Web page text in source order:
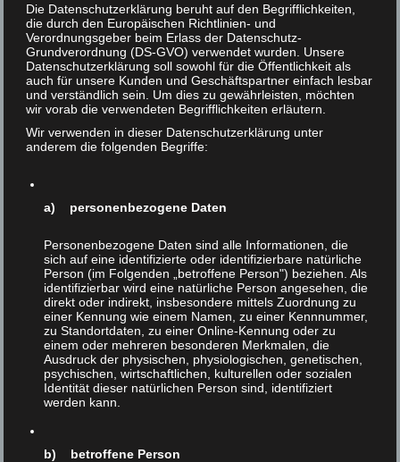
21
NOV 2016
7dezember
0
Die Datenschutzerklärung beruht auf den Begrifflichkeiten,
die durch den Europäischen Richtlinien- und
Verordnungsgeber beim Erlass der Datenschutz-
Grundverordnung (DS-GVO) verwendet wurden. Unsere
Datenschutzerklärung soll sowohl für die Öffentlichkeit als
auch für unsere Kunden und Geschäftspartner einfach lesbar
und verständlich sein. Um dies zu gewährleisten, möchten
wir vorab die verwendeten Begrifflichkeiten erläutern.
Wir verwenden in dieser Datenschutzerklärung unter
anderem die folgenden Begriffe:
a) personenbezogene Daten
Personenbezogene Daten sind alle Informationen, die
sich auf eine identifizierte oder identifizierbare natürliche
Person (im Folgenden „betroffene Person") beziehen. Als
identifizierbar wird eine natürliche Person angesehen, die
direkt oder indirekt, insbesondere mittels Zuordnung zu
einer Kennung wie einem Namen, zu einer Kennnummer,
zu Standortdaten, zu einer Online-Kennung oder zu
einem oder mehreren besonderen Merkmalen, die
Ausdruck der physischen, physiologischen, genetischen,
psychischen, wirtschaftlichen, kulturellen oder sozialen
Identität dieser natürlichen Person sind, identifiziert
werden kann.
b) betroffene Person